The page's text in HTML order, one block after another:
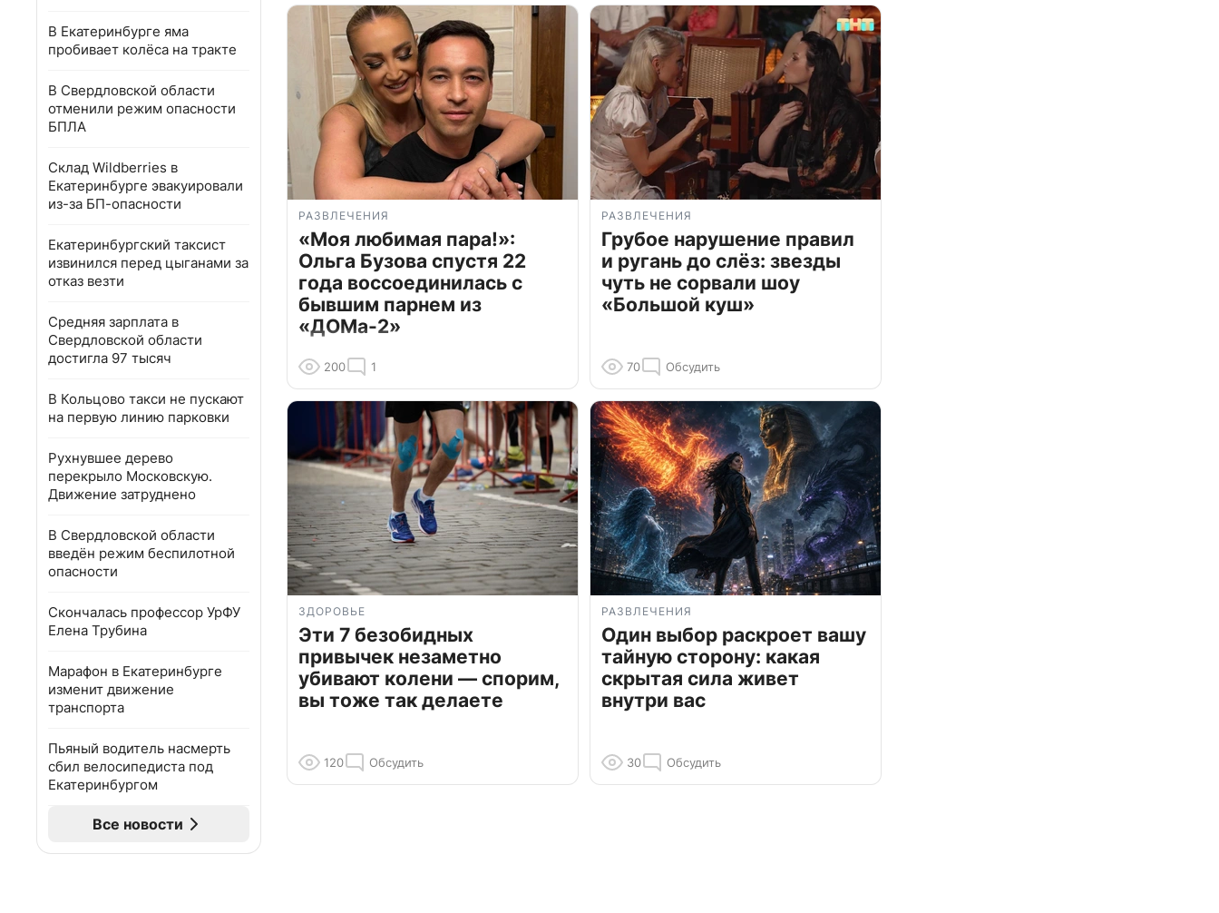
В Екатеринбурге яма
пробивает колёса на тракте
В Свердловской области
отменили режим опасности
БПЛА
Склад Wildberries в
Екатеринбурге эвакуировали
из-за БП-опасности
Екатеринбургский таксист
извинился перед цыганами за
отказ везти
Средняя зарплата в
Свердловской области
достигла 97 тысяч
В Кольцово такси не пускают
на первую линию парковки
Рухнувшее дерево
перекрыло Московскую.
Движение затруднено
В Свердловской области
введён режим беспилотной
опасности
Скончалась профессор УрФУ
Елена Трубина
Марафон в Екатеринбурге
изменит движение
транспорта
Пьяный водитель насмерть
сбил велосипедиста под
Екатеринбургом
Все новости
РАЗВЛЕЧЕНИЯ
«Моя любимая пара!»:
Ольга Бузова спустя 22
года воссоединилась с
бывшим парнем из
«ДОМа-2»
200 1
РАЗВЛЕЧЕНИЯ
Грубое нарушение правил
и ругань до слёз: звезды
чуть не сорвали шоу
«Большой куш»
70 Обсудить
ЗДОРОВЬЕ
Эти 7 безобидных
привычек незаметно
убивают колени — спорим,
вы тоже так делаете
120 Обсудить
РАЗВЛЕЧЕНИЯ
Один выбор раскроет вашу
тайную сторону: какая
скрытая сила живет
внутри вас
30 Обсудить